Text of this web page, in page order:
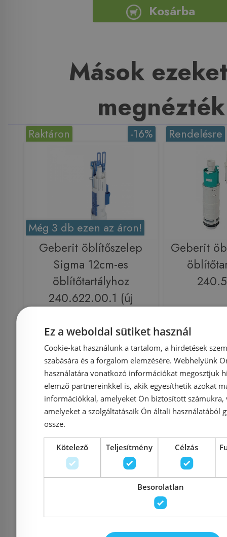
Kosárba
Mások
megnézték
-16%
Raktáron
Még 3 db ezen az áron!
Geberit öblítőszelep
Sigma 12cm-es
öblítőtartályhoz
240.622.00.1 (új
Azonosító: 147220
Cikkszám: 244.820.00.1
11 308 Ft9 550 Ft
Kosárba
Rendelésre
Geberit
11 407 Ft
-3%
Rendelésre Rendelésre
Ez a weboldal sütiket használ
Cookie-kat használunk a tartalom, a hirdetések
szabására és a forgalom elemzésére. Webhelyünk
használatára vonatkozó információkat megosztjuk
elemző partnereinkkel is, akik egyesíthetik azokat
információkkal, amelyeket Ön biztosított számukra,
amelyeket a szolgáltatásaik Ön általi használatából
össze.
Kötelező Teljesítmény Célzás
Besorolatlan